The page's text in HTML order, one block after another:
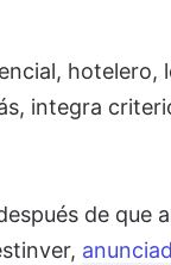
hotelero,
integra
de que